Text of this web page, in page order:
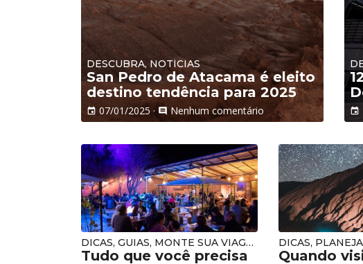
DESCUBRA, NOTÍCIAS
San Pedro de Atacama é eleito
destino tendência para 2025
event 07/01/2025 · comment Nenhum comentário event
DICAS, GUIAS, MONTE SUA VIAGEM, PLANEJAMENTO
Tudo que você precisa
DICAS,
Quando